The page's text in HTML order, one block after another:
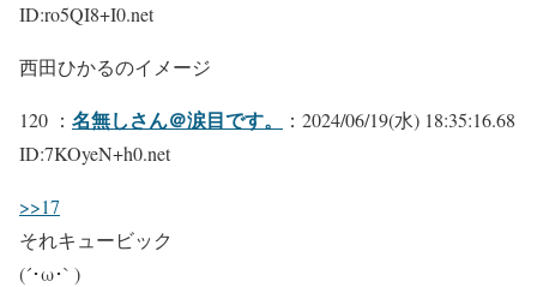
ID:ro5QI8+I0.net
西田ひかるのイメージ
120 ： 名無しさん＠涙目です。
：2024/06/19(水) 18:35:16.68
ID:7KOyeN+h0.net
>>17
それキュービック
(´･ω･` )